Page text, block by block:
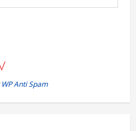
WP Anti Spam